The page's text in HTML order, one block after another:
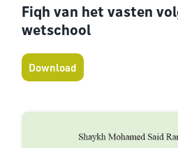
Fiqh van het vasten
wetschool
Download